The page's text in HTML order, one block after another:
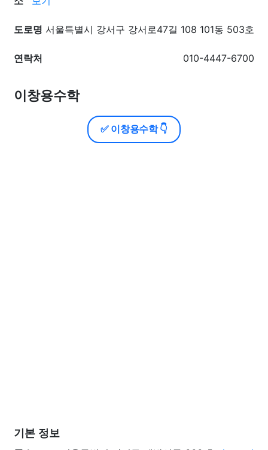
도로명 서울특별시 강서구 강서로47길 108 101동 503호
연락처 010-4447-6700
이창용수학
✅ 이창용수학 👇
기본 정보